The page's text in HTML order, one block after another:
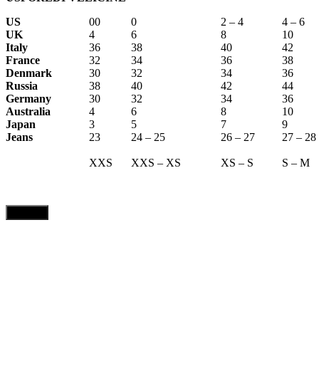
US
00 0 2 – 4
4 – 6
UK
4 6 8
10
Italy
36 38 40
42
France
32 34 36
38
Denmark
30 32 34
36
Russia
38 40 42
44
Germany
30 32 34
36
Australia
4 6 8
10
Japan
3 5 7
9
Jeans
23 24 – 25 26 – 27 27 – 28
XXS XXS – XS XS – S S – M